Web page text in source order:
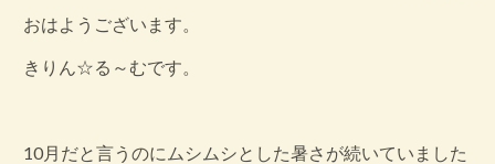
おはようございます。
きりん☆る～むです。
10月だと言うのにムシムシとした暑さが続いていました